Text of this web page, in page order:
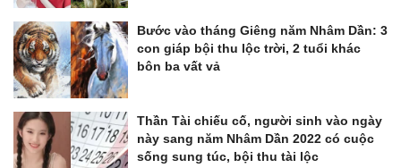
Bước vào tháng Giêng năm Nhâm Dần: 3
con giáp bội thu lộc trời, 2 tuổi khác
bôn ba vất vả
Thần Tài chiếu cố, người sinh vào ngày
này sang năm Nhâm Dần 2022 có cuộc
sống sung túc, bội thu tài lộc